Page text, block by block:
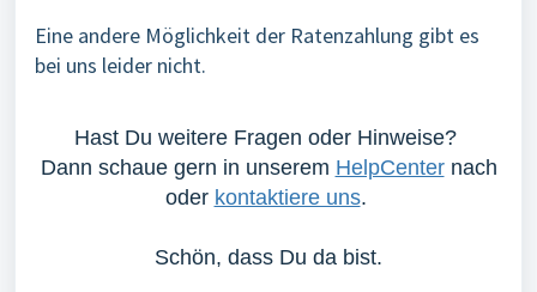
Eine andere Möglichkeit der Ratenzahlung gibt es
bei uns leider nicht.
Hast Du weitere Fragen oder Hinweise?
Dann schaue gern in unserem HelpCenternach
oder kontaktiere uns.
Schön, dass Du da bist.